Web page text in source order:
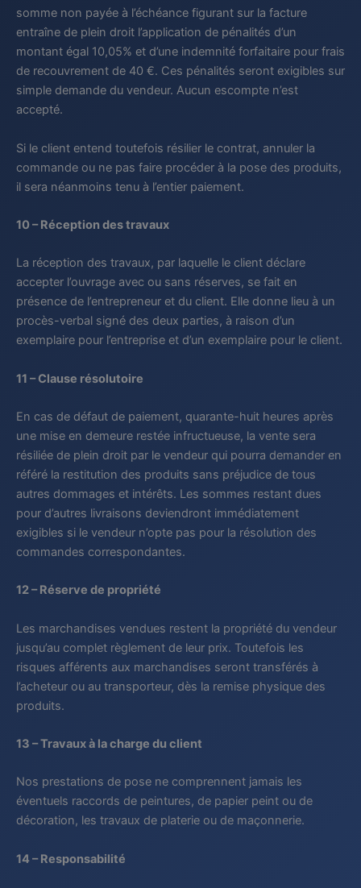
somme non payée à l’échéance figurant sur la facture
entraîne de plein droit l’application de pénalités d’un
montant égal 10,05% et d’une indemnité forfaitaire pour frais
de recouvrement de 40 €. Ces pénalités seront exigibles sur
simple demande du vendeur. Aucun escompte n’est
accepté.
Si le client entend toutefois résilier le contrat, annuler la
commande ou ne pas faire procéder à la pose des produits,
il sera néanmoins tenu à l’entier paiement.
10 – Réception des travaux
La réception des travaux, par laquelle le client déclare
accepter l’ouvrage avec ou sans réserves, se fait en
présence de l’entrepreneur et du client. Elle donne lieu à un
procès-verbal signé des deux parties, à raison d’un
exemplaire pour l’entreprise et d’un exemplaire pour le client.
11 – Clause résolutoire
En cas de défaut de paiement, quarante-huit heures après
une mise en demeure restée infructueuse, la vente sera
résiliée de plein droit par le vendeur qui pourra demander en
référé la restitution des produits sans préjudice de tous
autres dommages et intérêts. Les sommes restant dues
pour d’autres livraisons deviendront immédiatement
exigibles si le vendeur n’opte pas pour la résolution des
commandes correspondantes.
12 – Réserve de propriété
Les marchandises vendues restent la propriété du vendeur
jusqu’au complet règlement de leur prix. Toutefois les
risques afférents aux marchandises seront transférés à
l’acheteur ou au transporteur, dès la remise physique des
produits.
13 – Travaux à la charge du client
Nos prestations de pose ne comprennent jamais les
éventuels raccords de peintures, de papier peint ou de
décoration, les travaux de platerie ou de maçonnerie.
14 – Responsabilité